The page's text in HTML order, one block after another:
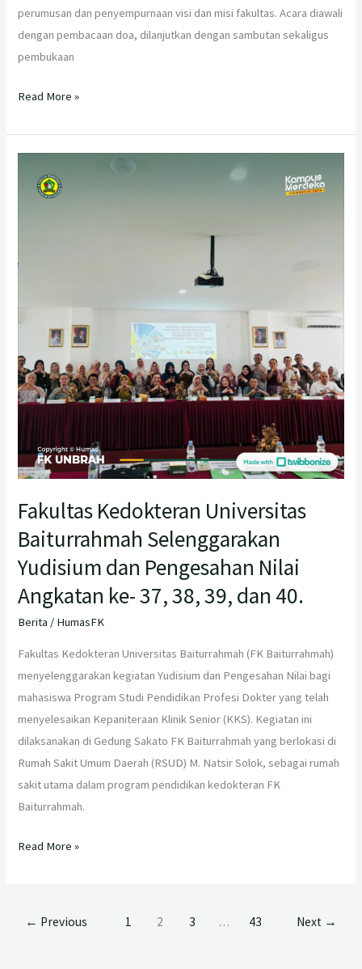
perumusan dan penyempurnaan visi dan misi fakultas. Acara diawali
dengan pembacaan doa, dilanjutkan dengan sambutan sekaligus
pembukaan
Read More »
Fakultas Kedokteran Universitas
Baiturrahmah Selenggarakan
Yudisium dan Pengesahan Nilai
Angkatan ke- 37, 38, 39, dan 40.
Berita / HumasFK
Fakultas Kedokteran Universitas Baiturrahmah (FK Baiturrahmah)
menyelenggarakan kegiatan Yudisium dan Pengesahan Nilai bagi
mahasiswa Program Studi Pendidikan Profesi Dokter yang telah
menyelesaikan Kepaniteraan Klinik Senior (KKS). Kegiatan ini
dilaksanakan di Gedung Sakato FK Baiturrahmah yang berlokasi di
Rumah Sakit Umum Daerah (RSUD) M. Natsir Solok, sebagai rumah
sakit utama dalam program pendidikan kedokteran FK
Baiturrahmah.
Kedokteran
Yudisium
Angkatan
ke-
37,
38,
39,
dan
Read More »
← Previous 1 2 3 … 43 Next →